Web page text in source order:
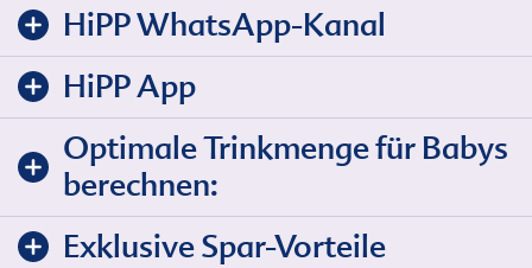
HiPP WhatsApp-Kanal
HiPP App
Optimale Trinkmenge für Babys
berechnen:
Exklusive Spar-Vorteile